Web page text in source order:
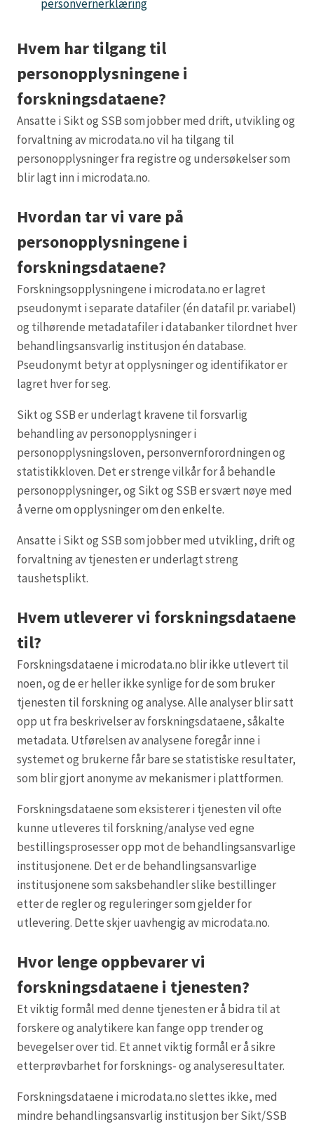
personvernerklæring
Hvem har tilgang til
personopplysningene i
forskningsdataene?
Ansatte i Sikt og SSB som jobber med drift, utvikling og
forvaltning av microdata.no vil ha tilgang til
personopplysninger fra registre og undersøkelser som
blir lagt inn i microdata.no.
Hvordan tar vi vare på
personopplysningene i
forskningsdataene?
Forskningsopplysningene i microdata.no er lagret
pseudonymt i separate datafiler (én datafil pr. variabel)
og tilhørende metadatafiler i databanker tilordnet hver
behandlingsansvarlig institusjon én database.
Pseudonymt betyr at opplysninger og identifikator er
lagret hver for seg.
Sikt og SSB er underlagt kravene til forsvarlig
behandling av personopplysninger i
personopplysningsloven, personvernforordningen og
statistikkloven. Det er strenge vilkår for å behandle
personopplysninger, og Sikt og SSB er svært nøye med
å verne om opplysninger om den enkelte.
Ansatte i Sikt og SSB som jobber med utvikling, drift og
forvaltning av tjenesten er underlagt streng
taushetsplikt.
Hvem utleverer vi forskningsdataene
til?
Forskningsdataene i microdata.no blir ikke utlevert til
noen, og de er heller ikke synlige for de som bruker
tjenesten til forskning og analyse. Alle analyser blir satt
opp ut fra beskrivelser av forskningsdataene, såkalte
metadata. Utførelsen av analysene foregår inne i
systemet og brukerne får bare se statistiske resultater,
som blir gjort anonyme av mekanismer i plattformen.
Forskningsdataene som eksisterer i tjenesten vil ofte
kunne utleveres til forskning/analyse ved egne
bestillingsprosesser opp mot de behandlingsansvarlige
institusjonene. Det er de behandlingsansvarlige
institusjonene som saksbehandler slike bestillinger
etter de regler og reguleringer som gjelder for
utlevering. Dette skjer uavhengig av microdata.no.
Hvor lenge oppbevarer vi
forskningsdataene i tjenesten?
Et viktig formål med denne tjenesten er å bidra til at
forskere og analytikere kan fange opp trender og
bevegelser over tid. Et annet viktig formål er å sikre
etterprøvbarhet for forsknings- og analyseresultater.
Forskningsdataene i microdata.no slettes ikke, med
mindre behandlingsansvarlig institusjon ber Sikt/SSB